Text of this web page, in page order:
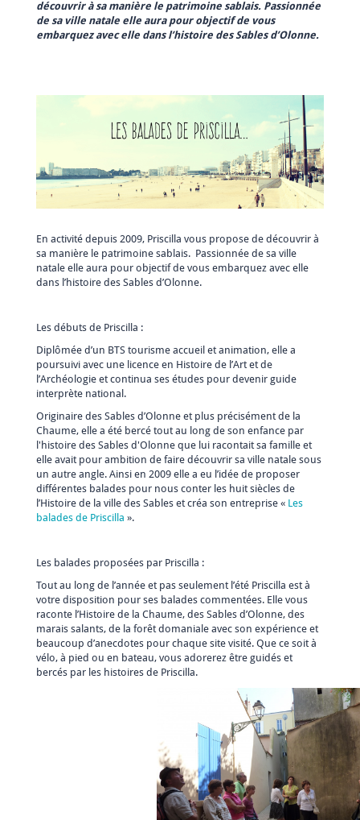
découvrir à sa manière le patrimoine sablais. Passionnée
de sa ville natale elle aura pour objectif de vous
embarquez avec elle dans l’histoire des Sables d’Olonne.
En activité depuis 2009, Priscilla vous propose de découvrir à
sa manière le patrimoine sablais. Passionnée de sa ville
natale elle aura pour objectif de vous embarquez avec elle
dans l’histoire des Sables d’Olonne.
Les débuts de Priscilla :
Diplômée d’un BTS tourisme accueil et animation, elle a
poursuivi avec une licence en Histoire de l’Art et de
l’Archéologie et continua ses études pour devenir guide
interprète national.
Originaire des Sables d’Olonne et plus précisément de la
Chaume, elle a été bercé tout au long de son enfance par
l'histoire des Sables d'Olonne que lui racontait sa famille et
elle avait pour ambition de faire découvrir sa ville natale sous
un autre angle. Ainsi en 2009 elle a eu l’idée de proposer
différentes balades pour nous conter les huit siècles de
l’Histoire de la ville des Sables et créa son entreprise « Les
balades de Priscilla ».
Les balades proposées par Priscilla :
Tout au long de l’année et pas seulement l’été Priscilla est à
votre disposition pour ses balades commentées. Elle vous
raconte l’Histoire de la Chaume, des Sables d’Olonne, des
marais salants, de la forêt domaniale avec son expérience et
beaucoup d’anecdotes pour chaque site visité. Que ce soit à
vélo, à pied ou en bateau, vous adorerez être guidés et
bercés par les histoires de Priscilla.